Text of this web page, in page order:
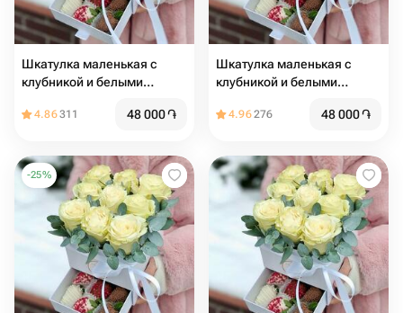
Шкатулка маленькая с
клубникой и белыми
4.86311 48 000֏
Шкатулка маленькая с
клубникой и белыми
4.96276 48 000֏
-25%